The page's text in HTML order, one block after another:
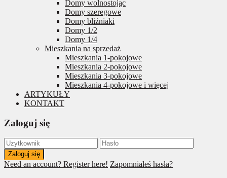
Domy wolnostojąc
Domy szeregowe
Domy bliźniaki
Domy 1/2
Domy 1/4
Mieszkania na sprzedaż
Mieszkania 1-pokojowe
Mieszkania 2-pokojowe
Mieszkania 3-pokojowe
Mieszkania 4-pokojowe i więcej
ARTYKUŁY
KONTAKT
Zaloguj się
Zaloguj się
Need an account? Register here! Zapomniałeś hasła?